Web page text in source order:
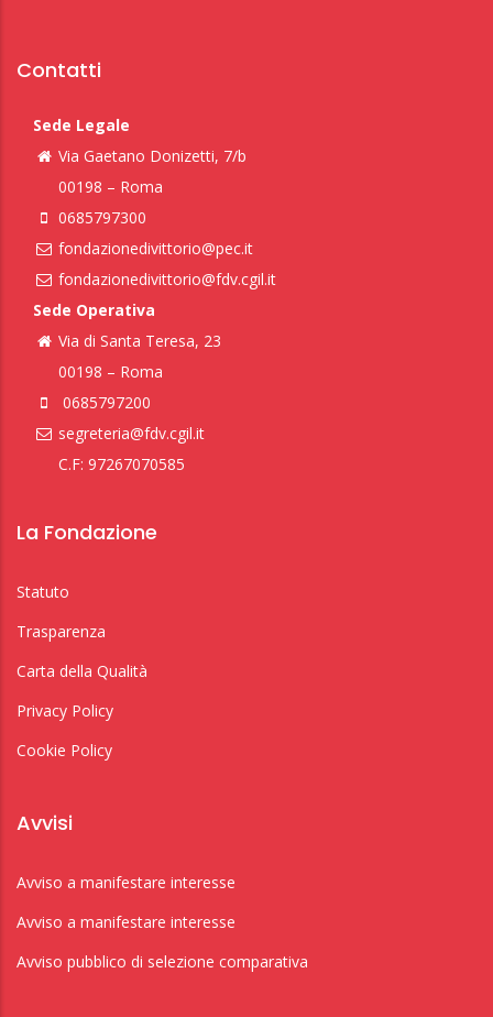
Contatti
Sede Legale
Via Gaetano Donizetti, 7/b
00198 – Roma
0685797300
fondazionedivittorio@pec.it
fondazionedivittorio@fdv.cgil.it
Sede Operativa
Via di Santa Teresa, 23
00198 – Roma
0685797200
segreteria@fdv.cgil.it
C.F: 97267070585
La Fondazione
Statuto
Trasparenza
Carta della Qualità
Privacy Policy
Cookie Policy
Avvisi
Avviso a manifestare interesse
Avviso a manifestare interesse
Avviso pubblico di selezione comparativa